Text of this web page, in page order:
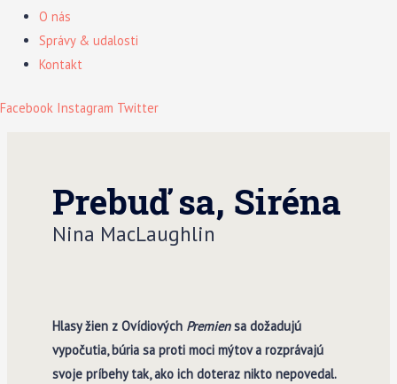
O nás
Správy & udalosti
Kontakt
Facebook Instagram Twitter
Prebuď sa, Siréna
Nina MacLaughlin
Hlasy žien z Ovídiových Premiensa dožadujú
vypočutia, búria sa proti moci mýtov a rozprávajú
svoje príbehy tak, ako ich doteraz nikto nepovedal.